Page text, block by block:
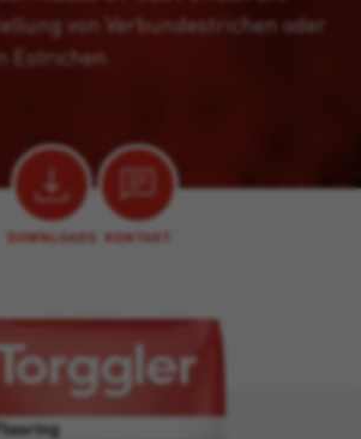
von Verbundestrichen oder
Estrichen.
DOWNLOADS KONTAKT